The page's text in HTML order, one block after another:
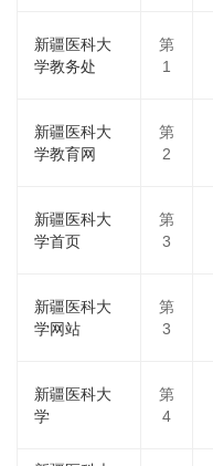
新疆医科大
学教务处
第
1
新疆医科大
学教育网
第
2
新疆医科大
学首页
第
3
新疆医科大
学网站
第
3
新疆医科大
学
第
4